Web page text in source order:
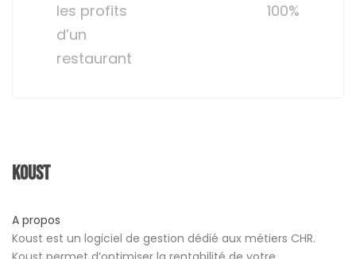
les profits
d’un
restaurant
100%
Koust
A propos
Koust est un logiciel de gestion dédié aux métiers CHR.